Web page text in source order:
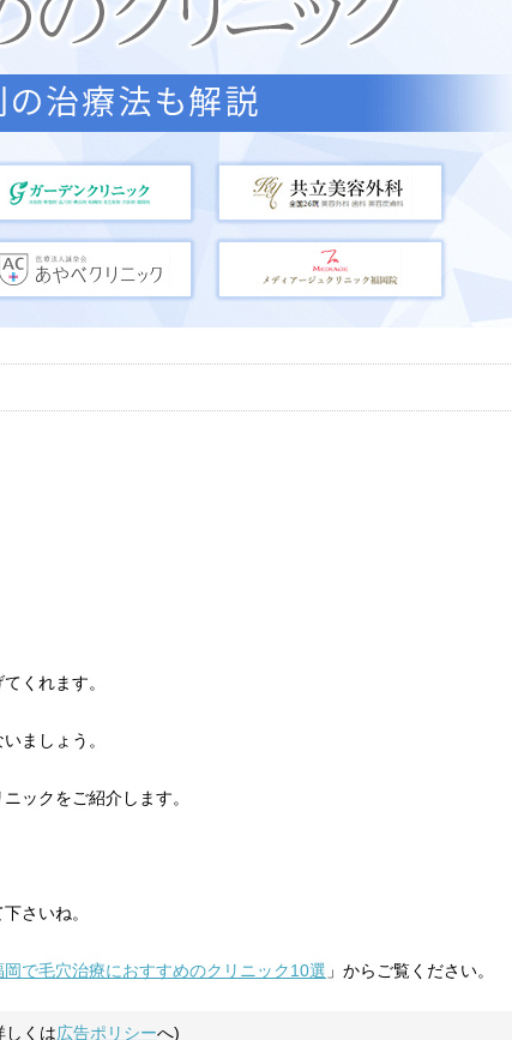
くれます。
ましょう。
ックをご紹介します。
さいね。
岡で毛穴治療におすすめのクリニック10選 」からご覧ください。
しくは広告ポリシーへ)